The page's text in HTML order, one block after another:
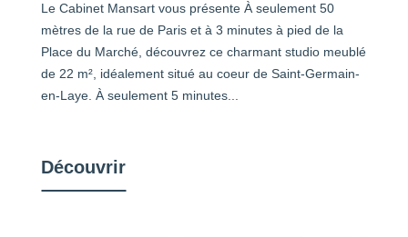
Le Cabinet Mansart vous présente À seulement 50
mètres de la rue de Paris et à 3 minutes à pied de la
Place du Marché, découvrez ce charmant studio meublé
de 22 m², idéalement situé au coeur de Saint-Germain-
en-Laye. À seulement 5 minutes...
Découvrir